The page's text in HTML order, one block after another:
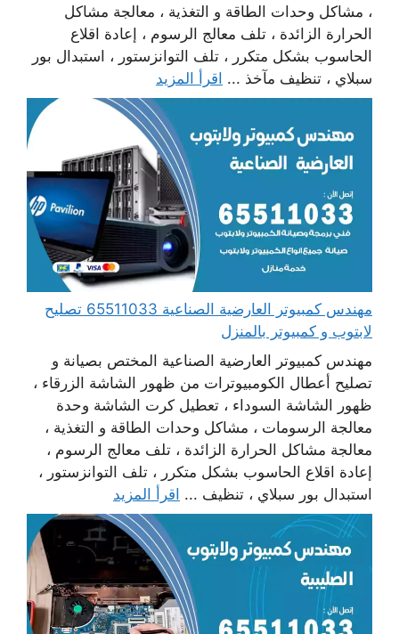
، مشاكل وحدات الطاقة و التغذية ، معالجة مشاكل
الحرارة الزائدة ، تلف معالج الرسوم ، إعادة اقلاع
الحاسوب بشكل متكرر ، تلف التوانزستور ، استبدال بور
سبلاي ، تنظيف مآخذ ... اقرأ المزيد
مهندس كمبيوتر العارضية الصناعية 65511033 تصليح
لابتوب و كمبيوتر بالمنزل
مهندس كمبيوتر العارضية الصناعية المختص بصيانة و
تصليح أعطال الكومبيوترات من ظهور الشاشة الزرقاء ،
ظهور الشاشة السوداء ، تعطيل كرت الشاشة وحدة
معالجة الرسومات ، مشاكل وحدات الطاقة و التغذية ،
معالجة مشاكل الحرارة الزائدة ، تلف معالج الرسوم ،
إعادة اقلاع الحاسوب بشكل متكرر ، تلف التوانزستور ،
استبدال بور سبلاي ، تنظيف ... اقرأ المزيد